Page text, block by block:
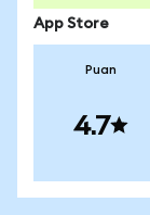
App Store
Puan
4.7